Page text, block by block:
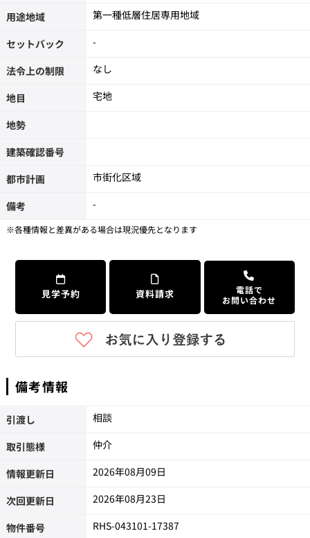
用途地域
第一種低層住居専用地域
セットバック -
法令上の制限 なし
地目 宅地
地勢
建築確認番号
都市計画
市街化区域
備考 -
※各種情報と差異がある場合は現況優先となります
見学予約 資料請求
電話で
お問い合わせ
備考情報
引渡し 相談
取引態様 仲介
情報更新日 2026年08月09日
次回更新日 2026年08月23日
物件番号
RHS-043101-17387